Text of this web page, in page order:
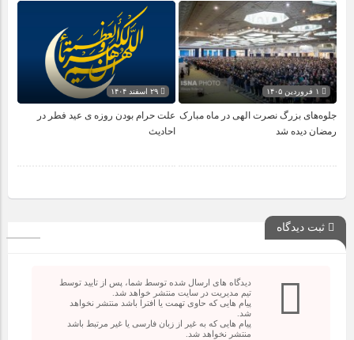
جلوه‌های بزرگ نصرت الهی در ماه مبارک
رمضان دیده شد
علت حرام بودن روزه ی عید فطر در
احادیث
ثبت دیدگاه
دیدگاه های ارسال شده توسط شما، پس از تایید توسط
تیم مدیریت در سایت منتشر خواهد شد.
پیام هایی که حاوی تهمت یا افترا باشد منتشر نخواهد
شد.
پیام هایی که به غیر از زبان فارسی یا غیر مرتبط باشد
منتشر نخواهد شد.